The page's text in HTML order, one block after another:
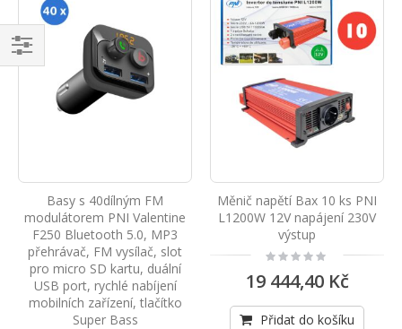
Basy s 40dílným FM
modulátorem PNI Valentine
F250 Bluetooth 5.0, MP3
přehrávač, FM vysílač, slot
pro micro SD kartu, duální
USB port, rychlé nabíjení
mobilních zařízení, tlačítko
Super Bass
Měnič napětí Bax 10 ks PNI
L1200W 12V napájení 230V
výstup
Rating:
0%
19 444,40 Kč
Přidat do košíku
Navigace